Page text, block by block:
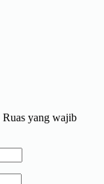
Ruas yang wajib